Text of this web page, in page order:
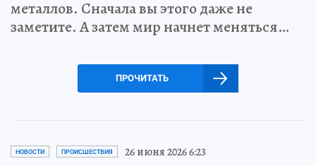
металлов. Сначала вы этого даже не
заметите. А затем мир начнет меняться…
ПРОЧИТАТЬ
НОВОСТИ ПРОИСШЕСТВИЯ 26 июня 2026 6:23